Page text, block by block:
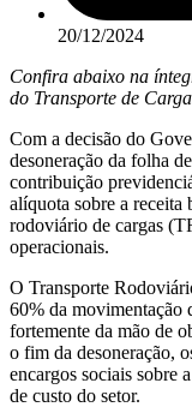
20/12/2024
Confira abaixo na
do Transporte de
Com a decisão do
desoneração da folha
contribuição
alíquota sobre a receita
rodoviário de cargas
operacionais.
O Transporte
60% da movimentação
fortemente da mão de
o fim da desoneração,
encargos sociais sobre
de custo do setor.